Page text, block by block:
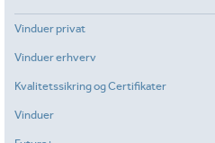
Vinduer privat
Vinduer erhverv
Kvalitetssikring og Certifikater
Vinduer